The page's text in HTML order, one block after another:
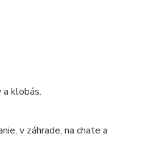
a klobás.
v záhrade, na chate a